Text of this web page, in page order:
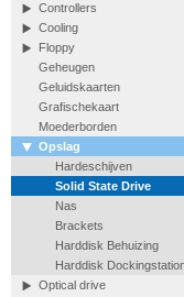
Controllers
Cooling
Floppy
Geheugen
Geluidskaarten
Grafischekaart
Moederborden
Opslag
Hardeschijven
Solid State Drive
Nas
Brackets
Harddisk Behuizing
Harddisk
Optical drive